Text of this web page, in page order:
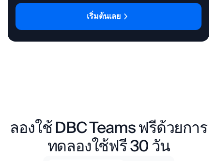
สร้างแบรนด์
การก่อสร้าง &
การออกแบบ & การ
ผลิตวิดีโอ
เริ่มต้นเลย
ลองใช้ DBC Teams ฟรีด้วยการ
ทดลองใช้ฟรี 30 วัน